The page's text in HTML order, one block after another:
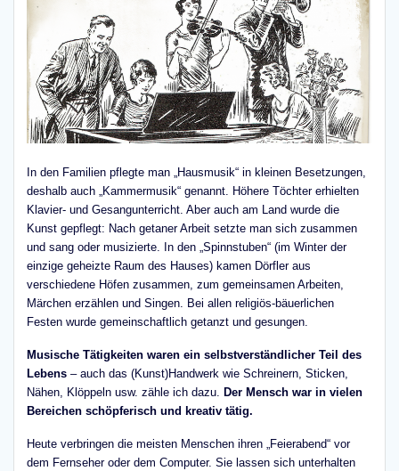
In den Familien pflegte man „Hausmusik“ in kleinen Besetzungen,
deshalb auch „Kammermusik“ genannt. Höhere Töchter erhielten
Klavier- und Gesangunterricht. Aber auch am Land wurde die
Kunst gepflegt: Nach getaner Arbeit setzte man sich zusammen
und sang oder musizierte. In den „Spinnstuben“ (im Winter der
einzige geheizte Raum des Hauses) kamen Dörfler aus
verschiedene Höfen zusammen, zum gemeinsamen Arbeiten,
Märchen erzählen und Singen. Bei allen religiös-bäuerlichen
Festen wurde gemeinschaftlich getanzt und gesungen.
Musische Tätigkeiten waren ein selbstverständlicher Teil des
Lebens – auch das (Kunst)Handwerk wie Schreinern, Sticken,
Nähen, Klöppeln usw. zähle ich dazu. Der Mensch war in vielen
Bereichen schöpferisch und kreativ tätig.
Heute verbringen die meisten Menschen ihren „Feierabend“ vor
dem Fernseher oder dem Computer. Sie lassen sich unterhalten